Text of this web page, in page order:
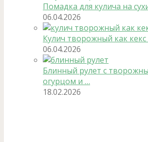
Помадка для кулича на
06.04.2026
Кулич творожный как
06.04.2026
Блинный рулет с
огурцом и …
18.02.2026